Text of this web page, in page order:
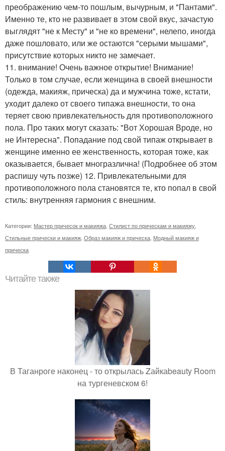
преображению чем-то пошлым, вычурным, и "Пантами".
Именно те, кто не развивает в этом свой вкус, зачастую
выглядят "не к Месту" и "не ко времени", нелепо, иногда
даже пошловато, или же остаются "серыми мышами",
присутствие которых никто не замечает.
11. внимание! Очень важное открытие! Внимание!
Только в том случае, если женщина в своей внешности
(одежда, макияж, прическа) да и мужчина тоже, кстати,
уходит далеко от своего типажа внешности, то она
теряет свою привлекательность для противоположного
пола. Про таких могут сказать: "Вот Хорошая Вроде, но
не Интересна". Попадание под свой типаж открывает в
женщине именно ее женственность, которая тоже, как
оказывается, бывает многразлична! (Подробнее об этом
распишу чуть позже) 12. Привлекательными для
противоположного пола становятся те, кто попал в свой
стиль: внутренняя гармония с внешним.
Категории: Мастер причесок и макияжа Стилист по прическам и макияжу
Стильные прически и макияж Образ макияж и прическа Модный макияж и
прическа
Читайте также
В Таганроге наконец - то открылась Zайкаbeauty Room
на тургеневском 6!